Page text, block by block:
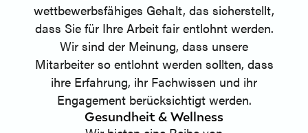
wettbewerbsfähiges Gehalt, das sicherstellt,
dass Sie für Ihre Arbeit fair entlohnt werden.
Wir sind der Meinung, dass unsere
Mitarbeiter so entlohnt werden sollten, dass
ihre Erfahrung, ihr Fachwissen und ihr
Engagement berücksichtigt werden.
Gesundheit & Wellness